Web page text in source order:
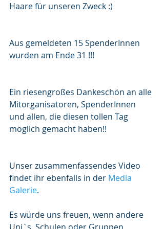
Haare für unseren Zweck :)
Aus gemeldeten 15 SpenderInnen
wurden am Ende 31 !!!
Ein riesengroßes Dankeschön an alle
Mitorganisatoren, SpenderInnen
und allen, die diesen tollen Tag
möglich gemacht haben!!
Unser zusammenfassendes Video
findet ihr ebenfalls in der Media
Galerie.
Es würde uns freuen, wenn andere